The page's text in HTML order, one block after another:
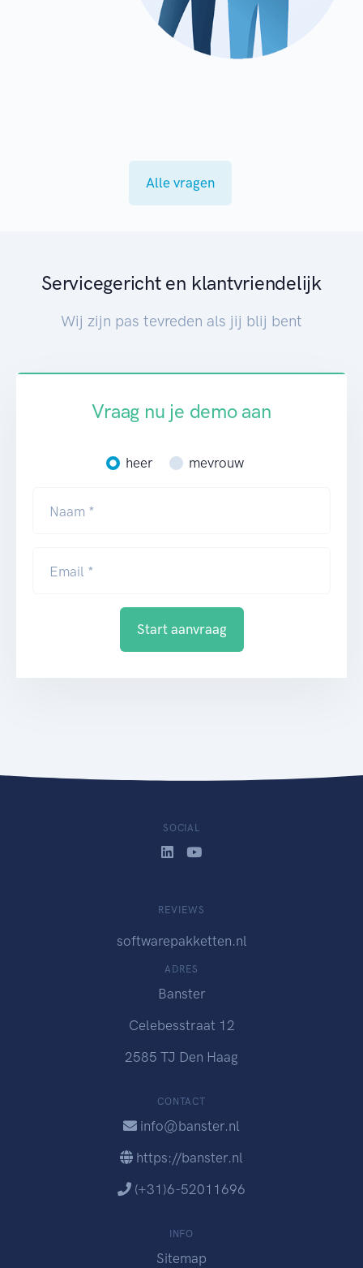
Alle vragen
Servicegericht en klantvriendelijk
Wij zijn pas tevreden als jij blij bent
Vraag nu je demo aan
heer mevrouw
Naam *
Email *
Start aanvraag
SOCIAL
REVIEWS
softwarepakketten.nl
ADRES
Banster
Celebesstraat 12
2585 TJ Den Haag
CONTACT
info@banster.nl
https://banster.nl
(+31)6-52011696
INFO
Sitemap